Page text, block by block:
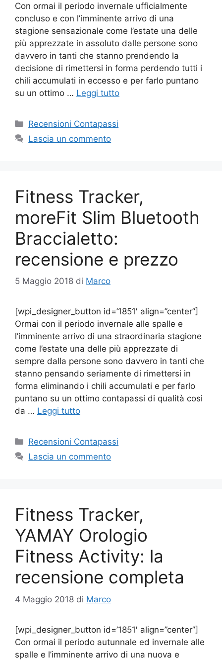
Con ormai il periodo invernale ufficialmente
concluso e con l’imminente arrivo di una
stagione sensazionale come l’estate una delle
più apprezzate in assoluto dalle persone sono
davvero in tanti che stanno prendendo la
decisione di rimettersi in forma perdendo tutti i
chili accumulati in eccesso e per farlo puntano
su un ottimo … Leggi tutto
Categorie
Recensioni Contapassi
Lascia un commento
Fitness Tracker,
moreFit Slim Bluetooth
Braccialetto:
recensione e prezzo
5 Maggio 2018 di Marco
[wpi_designer_button id=’1851′ align=”center”]
Ormai con il periodo invernale alle spalle e
l’imminente arrivo di una straordinaria stagione
come l’estate una delle più apprezzate di
sempre dalla persone sono davvero in tanti che
stanno pensando seriamente di rimettersi in
forma eliminando i chili accumulati e per farlo
puntano su un ottimo contapassi di qualità cosi
da … Leggi tutto
Categorie
Recensioni Contapassi
Lascia un commento
Fitness Tracker,
YAMAY Orologio
Fitness Activity: la
recensione completa
4 Maggio 2018 di Marco
[wpi_designer_button id=’1851′ align=”center”]
Con ormai il periodo autunnale ed invernale alle
spalle e l’imminente arrivo di una nuova e